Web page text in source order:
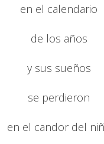
en el calendario
de los años
y sus sueños
se perdieron
en el candor del